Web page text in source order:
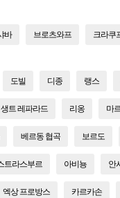
바 브로츠와프 크라쿠
도빌 디종 랭스
트 레파라드 리옹 마
베르동 협곡 보르도
트라스부르 아비뇽 안
엑상 프로방스 카르카손